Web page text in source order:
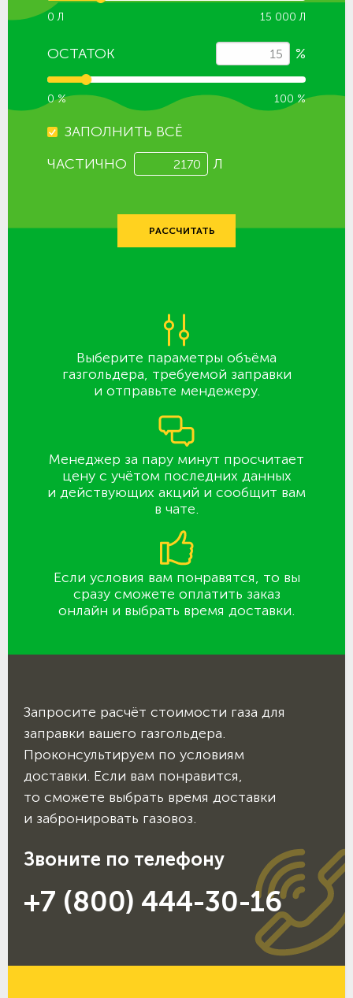
0 Л 15 000 Л
ОСТАТОК %
0 % 100 %
ЗАПОЛНИТЬ ВСЁ
ЧАСТИЧНО
Л
РАССЧИТАТЬ
Выберите параметры объёма
газгольдера, требуемой заправки
и отправьте мендежеру.
Менеджер за пару минут просчитает
цену с учётом последних данных
и действующих акций и сообщит вам
в чате.
Если условия вам понравятся, то вы
сразу сможете оплатить заказ
онлайн и выбрать время доставки.
Запросите расчёт стоимости газа для
заправки вашего газгольдера.
Проконсультируем по условиям
доставки. Если вам понравится,
то сможете выбрать время доставки
и забронировать газовоз.
Звоните по телефону
+7 (800) 444-30-16